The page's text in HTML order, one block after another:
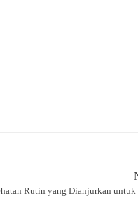
Rutin yang Dianjurkan untuk